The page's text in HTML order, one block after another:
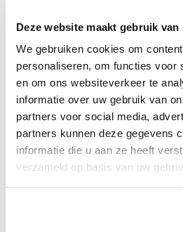
Deze website maakt gebruik van
We gebruiken cookies om
personaliseren, om functies voor
en om ons websiteverkeer te
informatie over uw gebruik van
partners voor social media,
partners kunnen deze gegevens
informatie die u aan ze heeft
verzameld op basis van uw
ViaAVIA
Met ViaAVIA ben je onderweg
kunt meedoen met te gekke
spaart eenvoudig met de
Sparen gaat ongemerkt snel
bemande als onbemande
iedere liter krijg je 1 punt. Ook op
ontvang je punten. Zo is iedere